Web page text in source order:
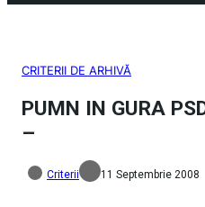
CRITERII DE ARHIVĂ
PUMN IN GURA
–
Criterii 11 Septembrie 2008